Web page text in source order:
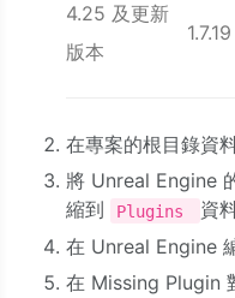
4.25 及更新
版本
1.7.19
在專案的根目錄資
將 Unreal Engine
縮到
Plugins
資
在 Unreal Engine
在 Missing Plugin